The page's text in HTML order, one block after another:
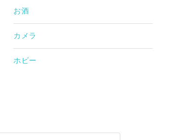
お酒
カメラ
ホビー